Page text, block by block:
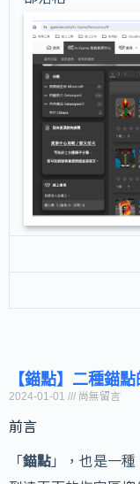
【錨點】二種錨
2024-01-01 尚無留言
前言
「 錨點 」，也是一